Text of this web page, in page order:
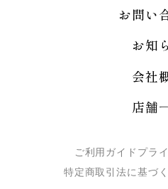
お問い
お知
会社
店舗
ご利用ガイド プラ
特定商取引法に基づ